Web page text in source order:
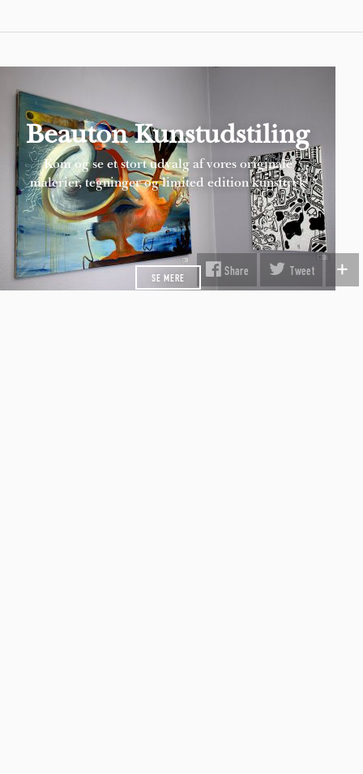
Beauton Kunstudstiling
Kom og se et stort udvalg af vores originale
malerier, tegninger og limited edition kunsttryk
SE MERE